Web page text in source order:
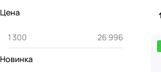
Цена
Новинка